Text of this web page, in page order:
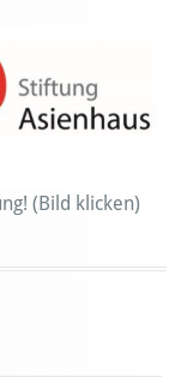
(Bild klicken)